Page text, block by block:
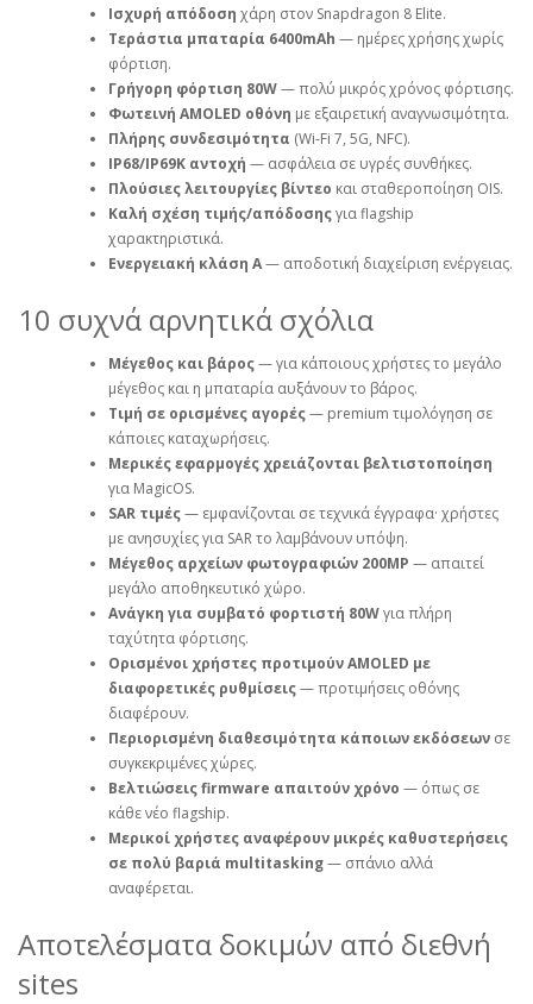
Ισχυρή απόδοση χάρη στον Snapdragon 8 Elite.
Τεράστια μπαταρία 6400mAh — ημέρες χρήσης χωρίς
φόρτιση.
Γρήγορη φόρτιση 80W— πολύ μικρός χρόνος φόρτισης.
Φωτεινή AMOLED οθόνη με εξαιρετική αναγνωσιμότητα.
Πλήρης συνδεσιμότητα (Wi‑Fi 7, 5G, NFC).
IP68/IP69K αντοχή — ασφάλεια σε υγρές συνθήκες.
Πλούσιες λειτουργίες βίντεο και σταθεροποίηση OIS.
Καλή σχέση τιμής/απόδοσηςγια flagship
χαρακτηριστικά.
Ενεργειακή κλάση A— αποδοτική διαχείριση ενέργειας.
10 συχνά αρνητικά σχόλια
Μέγεθος και βάρος— για κάποιους χρήστες το μεγάλο
μέγεθος και η μπαταρία αυξάνουν το βάρος.
Τιμή σε ορισμένες αγορές— premium τιμολόγηση σε
κάποιες καταχωρήσεις.
Μερικές εφαρμογές χρειάζονται βελτιστοποίηση
για MagicOS.
SAR τιμές— εμφανίζονται σε τεχνικά έγγραφα· χρήστες
με ανησυχίες για SAR το λαμβάνουν υπόψη.
Μέγεθος αρχείων φωτογραφιών 200MP — απαιτεί
μεγάλο αποθηκευτικό χώρο.
Ανάγκη για συμβατό φορτιστή 80Wγια πλήρη
ταχύτητα φόρτισης.
Ορισμένοι χρήστες προτιμούν AMOLED με
διαφορετικές ρυθμίσεις— προτιμήσεις οθόνης
διαφέρουν.
Περιορισμένη διαθεσιμότητα κάποιων εκδόσεων σε
συγκεκριμένες χώρες.
Βελτιώσεις firmware απαιτούν χρόνο — όπως σε
κάθε νέο flagship.
Μερικοί χρήστες αναφέρουν μικρές καθυστερήσεις
σε πολύ βαριά multitasking— σπάνιο αλλά
αναφέρεται.
Αποτελέσματα δοκιμών από διεθνή
sites